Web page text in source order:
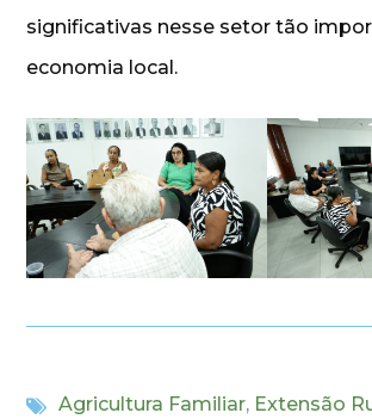
significativas nesse setor tão
economia local.
Agricultura Familiar, Extensão